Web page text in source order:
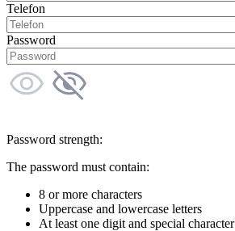
Telefon
Password
Password strength:
The password must contain:
8 or more characters
Uppercase and lowercase letters
At least one digit and special character